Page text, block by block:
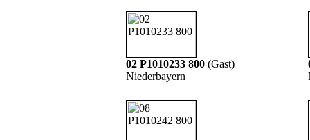
02 P1010233 800 (Gast)
Niederbayern